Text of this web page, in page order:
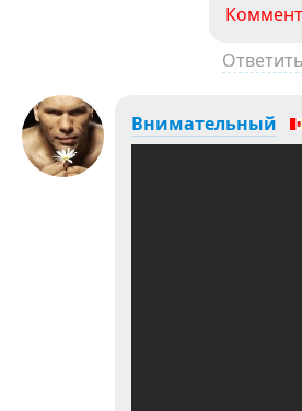
Ответить
Внимательный